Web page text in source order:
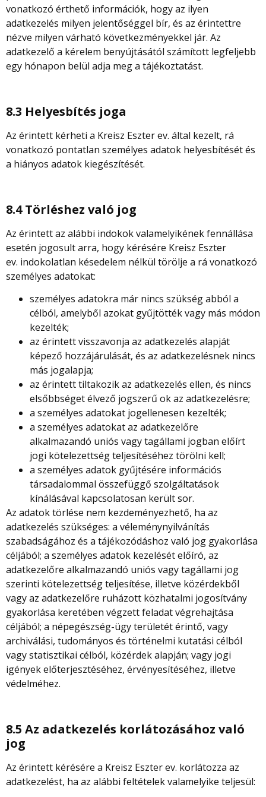
vonatkozó érthető információk, hogy az ilyen
adatkezelés milyen jelentőséggel bír, és az érintettre
nézve milyen várható következményekkel jár. Az
adatkezelő a kérelem benyújtásától számított legfeljebb
egy hónapon belül adja meg a tájékoztatást.
8.3 Helyesbítés joga
Az érintett kérheti a Kreisz Eszter ev. által kezelt, rá
vonatkozó pontatlan személyes adatok helyesbítését és
a hiányos adatok kiegészítését.
8.4 Törléshez való jog
Az érintett az alábbi indokok valamelyikének fennállása
esetén jogosult arra, hogy kérésére Kreisz Eszter
ev. indokolatlan késedelem nélkül törölje a rá vonatkozó
személyes adatokat:
személyes adatokra már nincs szükség abból a
célból, amelyből azokat gyűjtötték vagy más módon
kezelték;
az érintett visszavonja az adatkezelés alapját
képező hozzájárulását, és az adatkezelésnek nincs
más jogalapja;
az érintett tiltakozik az adatkezelés ellen, és nincs
elsőbbséget élvező jogszerű ok az adatkezelésre;
a személyes adatokat jogellenesen kezelték;
a személyes adatokat az adatkezelőre
alkalmazandó uniós vagy tagállami jogban előírt
jogi kötelezettség teljesítéséhez törölni kell;
a személyes adatok gyűjtésére információs
társadalommal összefüggő szolgáltatások
kínálásával kapcsolatosan került sor.
Az adatok törlése nem kezdeményezhető, ha az
adatkezelés szükséges: a véleménynyilvánítás
szabadságához és a tájékozódáshoz való jog gyakorlása
céljából; a személyes adatok kezelését előíró, az
adatkezelőre alkalmazandó uniós vagy tagállami jog
szerinti kötelezettség teljesítése, illetve közérdekből
vagy az adatkezelőre ruházott közhatalmi jogosítvány
gyakorlása keretében végzett feladat végrehajtása
céljából; a népegészség-ügy területét érintő, vagy
archiválási, tudományos és történelmi kutatási célból
vagy statisztikai célból, közérdek alapján; vagy jogi
igények előterjesztéséhez, érvényesítéséhez, illetve
védelméhez.
8.5 Az adatkezelés korlátozásához való
jog
Az érintett kérésére a Kreisz Eszter ev. korlátozza az
adatkezelést, ha az alábbi feltételek valamelyike teljesül: